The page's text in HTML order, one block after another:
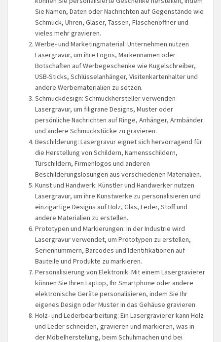
Sie Namen, Daten oder Nachrichten auf Gegenstände wie
Schmuck, Uhren, Gläser, Tassen, Flaschenöffner und
vieles mehr gravieren.
Werbe- und Marketingmaterial: Unternehmen nutzen
Lasergravur, um ihre Logos, Markennamen oder
Botschaften auf Werbegeschenke wie Kugelschreiber,
USB-Sticks, Schlüsselanhänger, Visitenkartenhalter und
andere Werbematerialien zu setzen.
Schmuckdesign: Schmuckhersteller verwenden
Lasergravur, um filigrane Designs, Muster oder
persönliche Nachrichten auf Ringe, Anhänger, Armbänder
und andere Schmuckstücke zu gravieren.
Beschilderung: Lasergravur eignet sich hervorragend für
die Herstellung von Schildern, Namensschildern,
Türschildern, Firmenlogos und anderen
Beschilderungslösungen aus verschiedenen Materialien.
Kunst und Handwerk: Künstler und Handwerker nutzen
Lasergravur, um ihre Kunstwerke zu personalisieren und
einzigartige Designs auf Holz, Glas, Leder, Stoff und
andere Materialien zu erstellen.
Prototypen und Markierungen: In der Industrie wird
Lasergravur verwendet, um Prototypen zu erstellen,
Seriennummern, Barcodes und Identifikationen auf
Bauteile und Produkte zu markieren.
Personalisierung von Elektronik: Mit einem Lasergravierer
können Sie Ihren Laptop, Ihr Smartphone oder andere
elektronische Geräte personalisieren, indem Sie Ihr
eigenes Design oder Muster in das Gehäuse gravieren.
Holz- und Lederbearbeitung: Ein Lasergravierer kann Holz
und Leder schneiden, gravieren und markieren, was in
der Möbelherstellung, beim Schuhmachen und bei